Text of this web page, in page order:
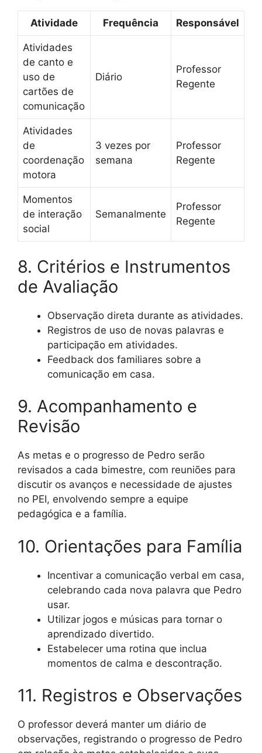
Atividade Frequência Responsável
Atividades
de canto e
uso de
cartões de
comunicação
Diário
Professor
Regente
Atividades
de
coordenação
motora
3 vezes por
semana
Professor
Regente
Momentos
de interação
social
Semanalmente
Professor
Regente
8. Critérios e Instrumentos
de Avaliação
Observação direta durante as atividades.
Registros de uso de novas palavras e
participação em atividades.
Feedback dos familiares sobre a
comunicação em casa.
9. Acompanhamento e
Revisão
As metas e o progresso de Pedro serão
revisados a cada bimestre, com reuniões para
discutir os avanços e necessidade de ajustes
no PEI, envolvendo sempre a equipe
pedagógica e a família.
10. Orientações para Família
Incentivar a comunicação verbal em casa,
celebrando cada nova palavra que Pedro
usar.
Utilizar jogos e músicas para tornar o
aprendizado divertido.
Estabelecer uma rotina que inclua
momentos de calma e descontração.
11. Registros e Observações
O professor deverá manter um diário de
observações, registrando o progresso de Pedro